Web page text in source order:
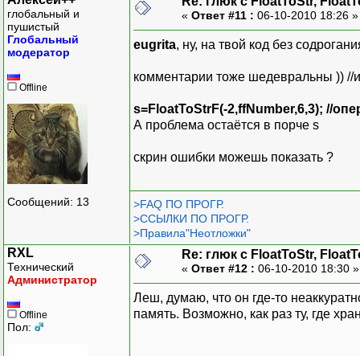
else if (inp()==-1)
h=l/N;
sgM->Cells[0][0]=1;
//генерирование векторов
for (int i=0;i<N;i++)
{a[i]=1; c[i]=1; }
a[0]=0; c[N-1]=0;
if (ia==0) BFvar();
else BFuch();
Output();
}
float TForm1::BFvar()
{//
float p,f,x;
for (int i=0;i<N;i++)
// b[i]=-2+h*h*p; //
// f=-C*(2-p*x*(l-x));
глобальный и
пушистый
Глобальный
модератор
Offline
Сообщений: 13
« Ответ #11 : 06-10-2010 18:26
eugrita, ну, на твой код без
комментарии тоже шедевральны )) //
s=FloatToStrF(-2,ffNumber,6,3); //
А проблема остаётся в порче s
скрин ошибки можешь показать ?
>FAQ ПО ПРОГР.
>ССЫЛКИ ПО ПРОГР.
>Правила"Неотложки"
RXL
Технический
Администратор
Offline
Пол:
Re: глюк с FloatToStr,
« Ответ #12 : 06-10-2010 18:30
Леш, думаю, что он где-то
память. Возможно, как раз ту, где